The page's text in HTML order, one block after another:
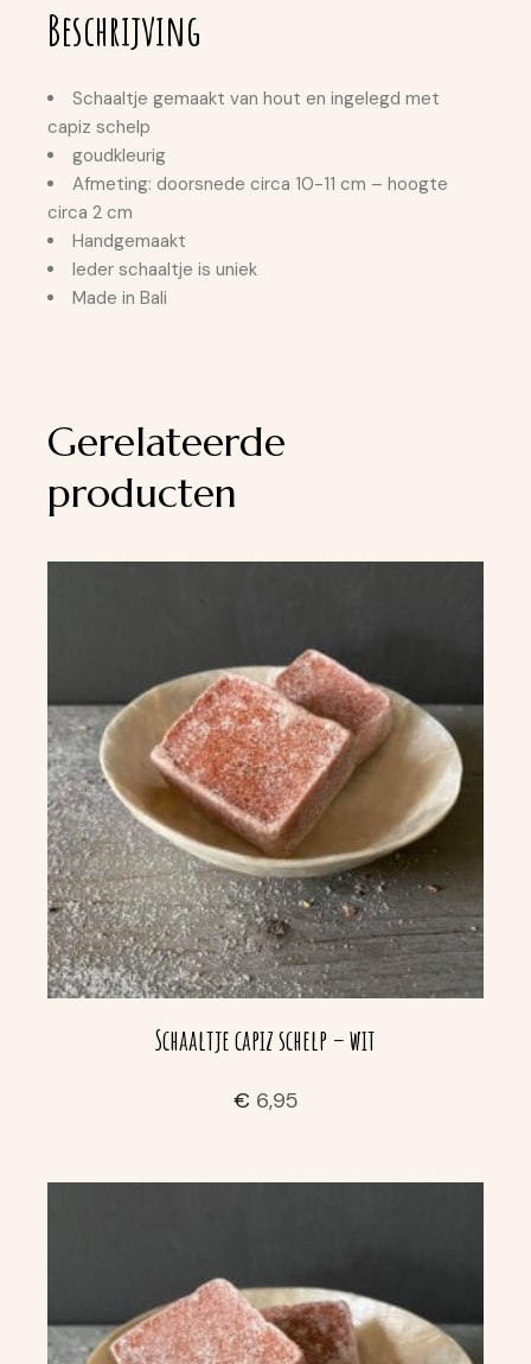
Beschrijving
Schaaltje gemaakt van hout en ingelegd met
capiz schelp
goudkleurig
Afmeting: doorsnede circa 10-11 cm – hoogte
circa 2 cm
Handgemaakt
Ieder schaaltje is uniek
Made in Bali
Gerelateerde
producten
Schaaltje capiz schelp – wit
€ 6,95